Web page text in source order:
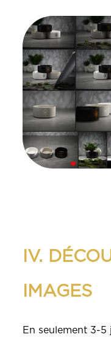
IV.
IMAGES
En seulement 3-5